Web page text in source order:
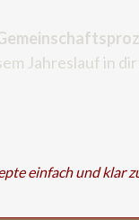
Jahreslauf in
einfach und klar